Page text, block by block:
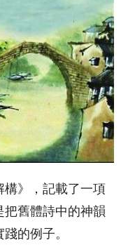
構》，記載了一項
舊體詩中的神韻
的例子。